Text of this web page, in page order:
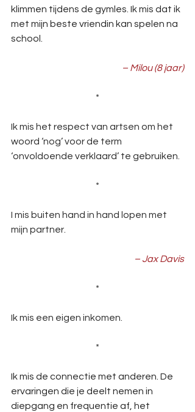
klimmen tijdens de gymles. Ik mis dat ik
met mijn beste vriendin kan spelen na
school.
– Milou (8 jaar)
*
Ik mis het respect van artsen om het
woord ‘nog’ voor de term
‘onvoldoende verklaard’ te gebruiken.
*
I mis buiten hand in hand lopen met
mijn partner.
– Jax Davis
*
Ik mis een eigen inkomen.
*
Ik mis de connectie met anderen. De
ervaringen die je deelt nemen in
diepgang en frequentie af, het